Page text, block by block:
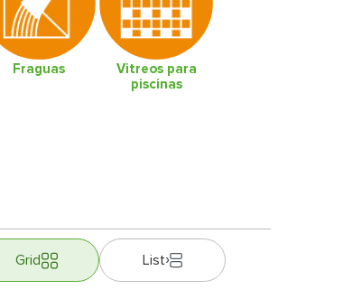
Fraguas
Vitreos para
piscinas
Grid List